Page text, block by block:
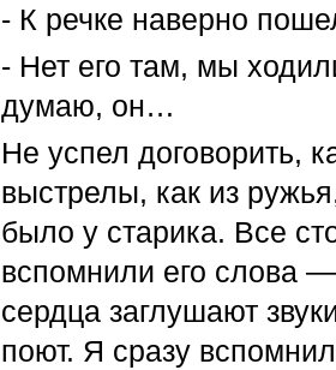
- К речке наверно
- Нет его там, мы
думаю, он…
Не успел договорить,
выстрелы, как из
было у старика. Все
вспомнили его слова —
сердца заглушают
поют. Я сразу